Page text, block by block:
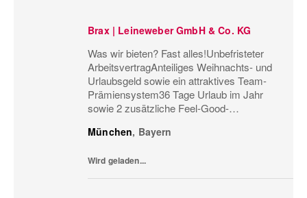
Brax | Leineweber GmbH & Co. KG
Was wir bieten? Fast alles!Unbefristeter
ArbeitsvertragAnteiliges Weihnachts- und
Urlaubsgeld sowie ein attraktives Team-
Prämiensystem36 Tage Urlaub im Jahr
sowie 2 zusätzliche Feel-Good-
Personaleinsatzplanung und eine
60%...
München, Bayern
Wird geladen...